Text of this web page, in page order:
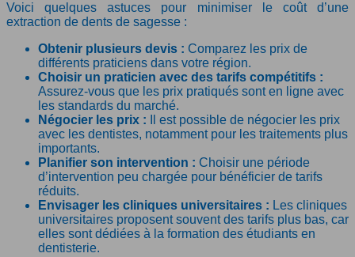
Voici quelques astuces pour minimiser le coût d’une
extraction de dents de sagesse :
Obtenir plusieurs devis : Comparez les prix de
différents praticiens dans votre région.
Choisir un praticien avec des tarifs compétitifs :
Assurez-vous que les prix pratiqués sont en ligne avec
les standards du marché.
Négocier les prix :
Il est possible de négocier les prix
avec les dentistes, notamment pour les traitements plus
importants.
Planifier son intervention : Choisir une période
d’intervention peu chargée pour bénéficier de tarifs
réduits.
Envisager les cliniques universitaires : Les cliniques
universitaires proposent souvent des tarifs plus bas, car
elles sont dédiées à la formation des étudiants en
dentisterie.